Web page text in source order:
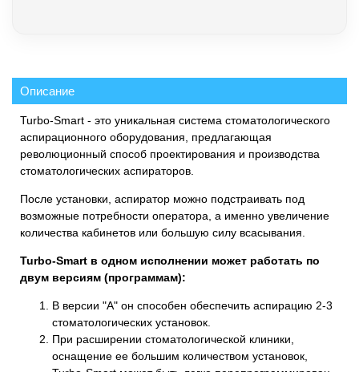
Описание
Turbo-Smart - это уникальная система стоматологического
аспирационного оборудования, предлагающая
революционный способ проектирования и производства
стоматологических аспираторов.
После установки, аспиратор можно подстраивать под
возможные потребности оператора, а именно увеличение
количества кабинетов или большую силу всасывания.
Turbo-Smart в одном исполнении может работать по
двум версиям (программам):
В версии "А" он способен обеспечить аспирацию 2-3
стоматологических установок.
При расширении стоматологической клиники,
оснащение ее большим количеством установок,